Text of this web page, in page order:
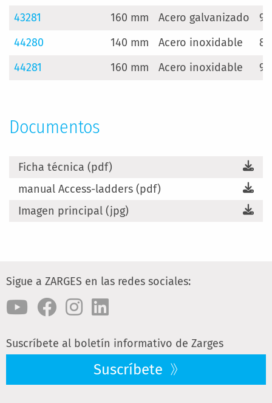
43281
160 mm Acero galvanizado
9
44280
140 mm Acero inoxidable
8
44281
160 mm Acero inoxidable 9
Documentos
Ficha técnica (pdf)
manual Access-ladders (pdf)
Imagen principal (jpg)
Sigue a ZARGES en las redes sociales:
Suscríbete al boletín informativo de Zarges
Suscríbete